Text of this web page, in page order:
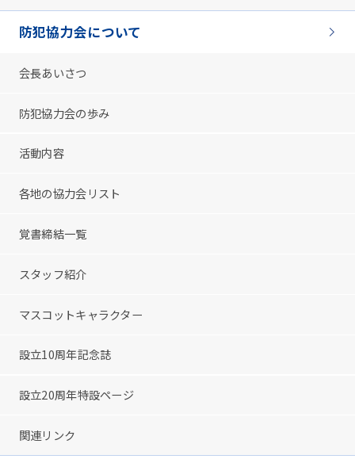
防犯協力会について
会長あいさつ
防犯協力会の歩み
活動内容
各地の協力会リスト
覚書締結一覧
スタッフ紹介
マスコットキャラクター
設立10周年記念誌
設立20周年特設ページ
関連リンク